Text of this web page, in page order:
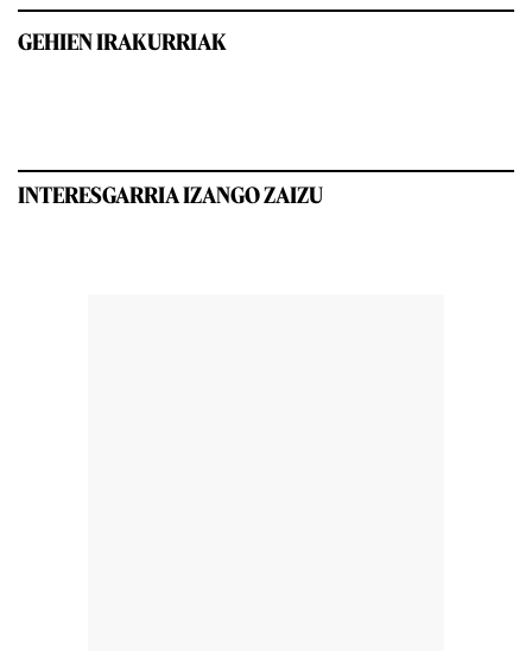
GEHIEN IRAKURRIAK
INTERESGARRIA IZANGO ZAIZU